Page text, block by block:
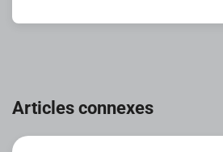
de
Articles connexes